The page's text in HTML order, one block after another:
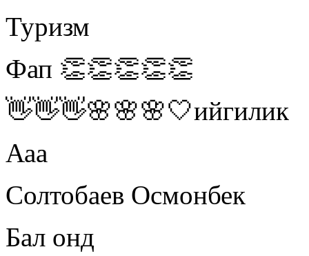
Туризм
Фап 👏👏👏👏👏
👋👋👋🌸🌸🌸🤍ийгилик
Ааа
Солтобаев Осмонбек
Бал онд